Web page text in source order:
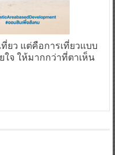
ยว แต่คือการเที่ยวแบบ
ยใจ ให้มากกว่าที่ตาเห็น